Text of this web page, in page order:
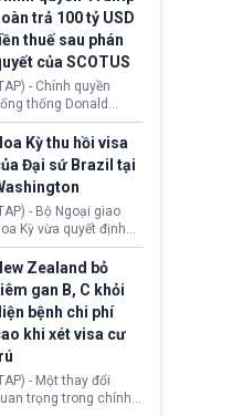
ở Hoa Kỳ không tiếp
giảm trong thời gian
trả 100 tỷ USD
thuế sau phán
của SCOTUS
- Chính quyền
thống Donald
đã hoàn trả
100 tỷ USD thuế
quan từng thu theo Đạo
Quyền hạn Kinh tế
cấp Quốc tế
Động thái này
ra sau phán quyết
tháng 2 bởi Tòa án
cao Hoa Kỳ
(SCOTUS) khi tuyên bố,
áp thuế diện rộng là
toàn bất hợp pháp.
Kỳ thu hồi visa
Đại sứ Brazil tại
- Bộ Ngoại giao
Kỳ vừa quyết định
hồi thị thực (visa)
bà Maria Luiza
Ribeiro Viotti - Đại sứ
tại Washington.
thái trên diễn ra
bối cảnh tranh
ngoại giao giữa
quyền Tổng thống
Trump và chính
cánh tả Tổng thống
Zealand bỏ
gan B, C khỏi
bệnh chi phí
khi xét visa cư
- Một thay đổi
trọng trong chính